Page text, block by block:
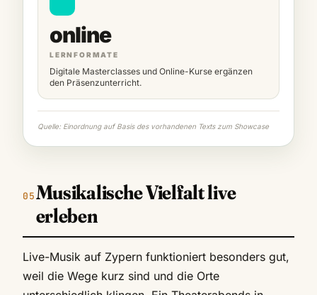
online
LERNFORMATE
Digitale Masterclasses und Online-Kurse ergänzen
den Präsenzunterricht.
Quelle: Einordnung auf Basis des vorhandenen Texts zum Showcase
Musikalische Vielfalt live
erleben
Live-Musik auf Zypern funktioniert besonders gut,
weil die Wege kurz sind und die Orte